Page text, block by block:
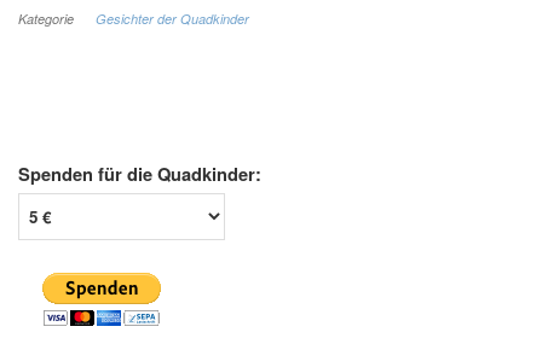
Kategorie Gesichter der Quadkinder
Spenden für die Quadkinder: